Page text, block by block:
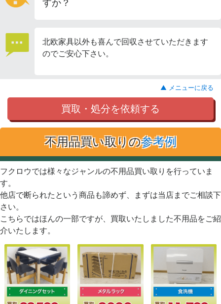
すか？
北欧家具以外も喜んで回収させていただきます
のでご安心下さい。
▲ メニューに戻る
買取・処分を依頼する
不用品買い取りの参考例
フクロウでは様々なジャンルの不用品買い取りを行っていま
す。
他店で断られたという商品も諦めず、まずは当店までご相談下
さい。
こちらではほんの一部ですが、買取いたしました不用品をご紹
介いたします。